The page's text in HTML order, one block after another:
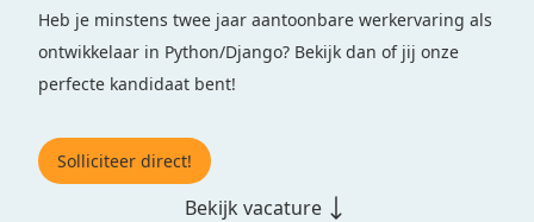
Heb je minstens twee jaar aantoonbare werkervaring als
ontwikkelaar in Python/Django? Bekijk dan of jij onze
perfecte kandidaat bent!
Solliciteer direct!
Bekijk vacature